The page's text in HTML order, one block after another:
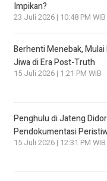
Impikan?
23 Juli 2026 | 10:48 PM WIB
Berhenti Menebak,
Jiwa di Era Post-Truth
15 Juli 2026 | 1:21 PM WIB
Penghulu di Jateng
Pendokumentasi
15 Juli 2026 | 12:31 PM WIB